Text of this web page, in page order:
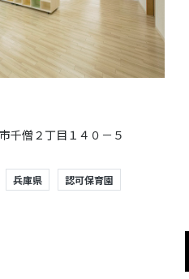
千僧２丁目１４０－５
兵庫県 認可保育園